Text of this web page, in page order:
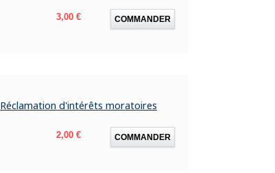
Prix
3,00 € COMMANDER
Réclamation d'intérêts moratoires
Prix
2,00 € COMMANDER